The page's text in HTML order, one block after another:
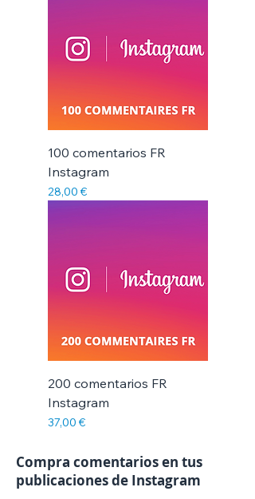
100 comentarios FR
Instagram
Precio
28,00 €
200 comentarios FR
Instagram
Precio
37,00 €
Compra comentarios en tus
publicaciones de Instagram